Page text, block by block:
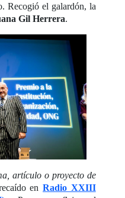
Recogió el galardón, la
Gil Herrera.
artículo o proyecto de
enRadio XXIII